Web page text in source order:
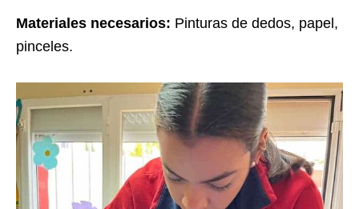
Materiales necesarios: Pinturas de dedos, papel,
pinceles.